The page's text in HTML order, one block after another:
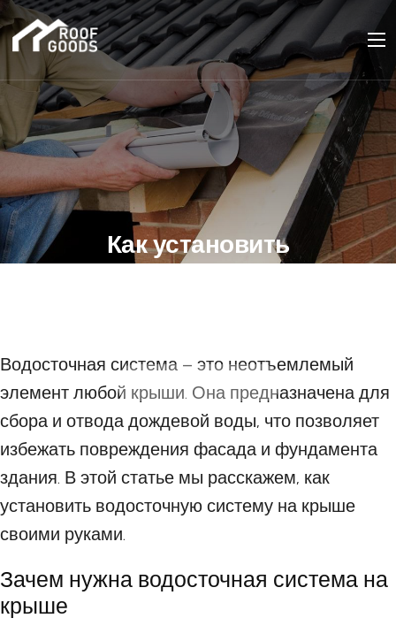
Как установить
водосточную систему
Водосточная система – это неотъемлемый
элемент любой крыши. Она предназначена для
сбора и отвода дождевой воды, что позволяет
избежать повреждения фасада и фундамента
здания. В этой статье мы расскажем, как
установить водосточную систему на крыше
своими руками.
Зачем нужна водосточная система на
крыше